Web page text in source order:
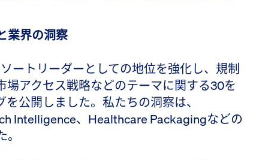
業界の洞察
ートリーダーとしての地位を強化し、規制
場アクセス戦略などのテーマに関する30を
公開しました。私たちの洞察は、
Intelligence、Healthcare Packagingなどの